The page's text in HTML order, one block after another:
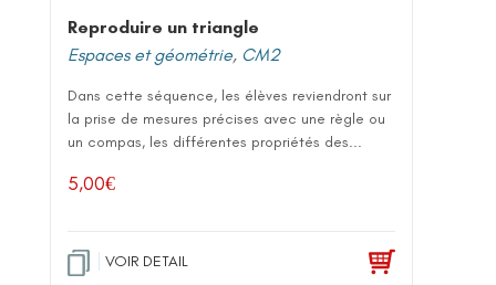
Reproduire un triangle
Espaces et géométrie, CM2
Dans cette séquence, les élèves reviendront sur
la prise de mesures précises avec une règle ou
un compas, les différentes propriétés des...
5,00€
VOIR DETAIL